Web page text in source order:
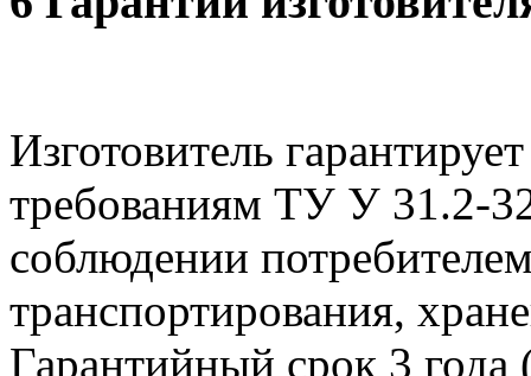
Изготовитель
требованиям ТУ У 31.2-
соблюдении
транспортирования,
Гарантийный срок 3 года